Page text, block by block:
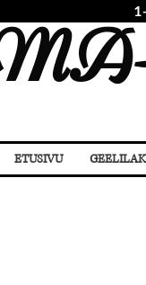
ETUSIVU